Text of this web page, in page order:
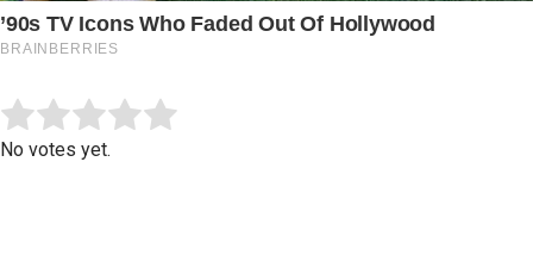
Rate this item:
No votes yet.